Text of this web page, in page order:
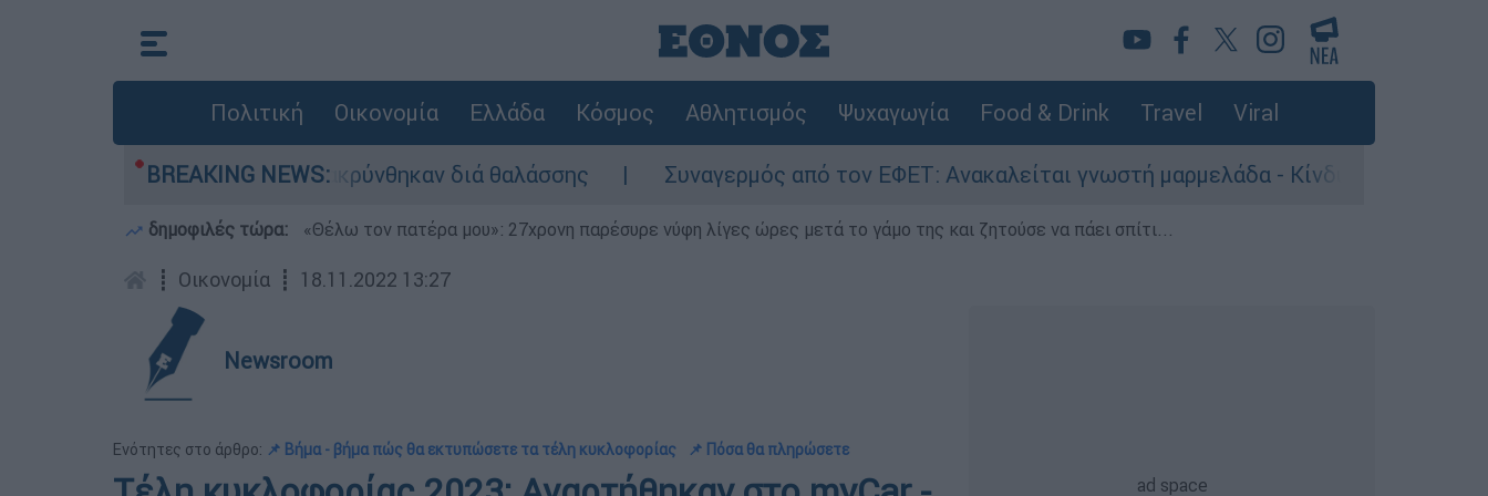
Πολιτική Οικονομία Ελλάδα Κόσμος Αθλητισμός Ψυχαγωγία Food & Drink Travel Viral
BREAKING NEWS:
πολίτες απομακρύνθηκαν διά θαλάσσης Συναγερμός από τον ΕΦΕΤ: Ανακαλείται γνωστή μαρμελάδα - Κίνδυνος θραύσης στη
δημοφιλές τώρα: «Θέλω τον πατέρα μου»: 27χρονη παρέσυρε νύφη λίγες ώρες μετά το γάμο της και ζητούσε να πάει σπίτι...
┋ Οικονομία ┋ 18.11.2022 13:27
Newsroom
Ενότητες στο άρθρο: 📌 Bήμα - βήμα πώς θα εκτυπώσετε τα τέλη κυκλοφορίας 📌 Πόσα θα πληρώσετε